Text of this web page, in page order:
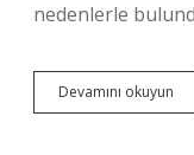
nedenlerle
Devamını okuyun